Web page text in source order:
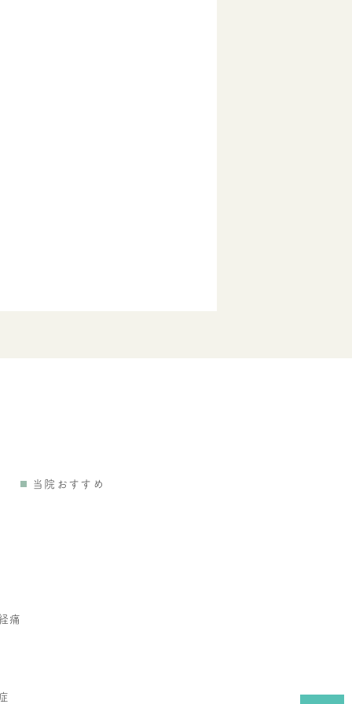
当院おすすめ
痛